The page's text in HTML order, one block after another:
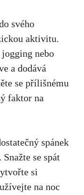
svého
aktivitu.
nebo
a dodává
se přílišnému
faktor na
spánek
se ⁣spát
⁤si
na noc